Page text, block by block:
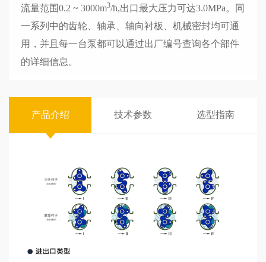
流量范围0.2 ~ 3000m3/h,出口最大压力可达3.0MPa。同
一系列中的齿轮、轴承、轴向衬板、机械密封均可通
用，并且每一台泵都可以通过出厂编号查询各个部件
的详细信息。
产品介绍 技术参数 选型指南